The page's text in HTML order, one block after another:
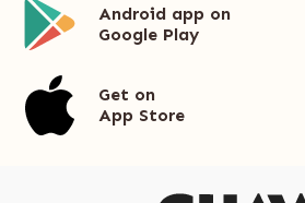
Android app on
Google Play
Get on
App Store